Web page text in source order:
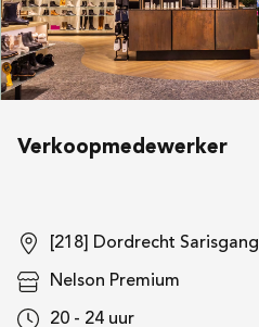
Verkoopmedewerker
[218] Dordrecht Sarisgang
Nelson Premium
20 - 24 uur